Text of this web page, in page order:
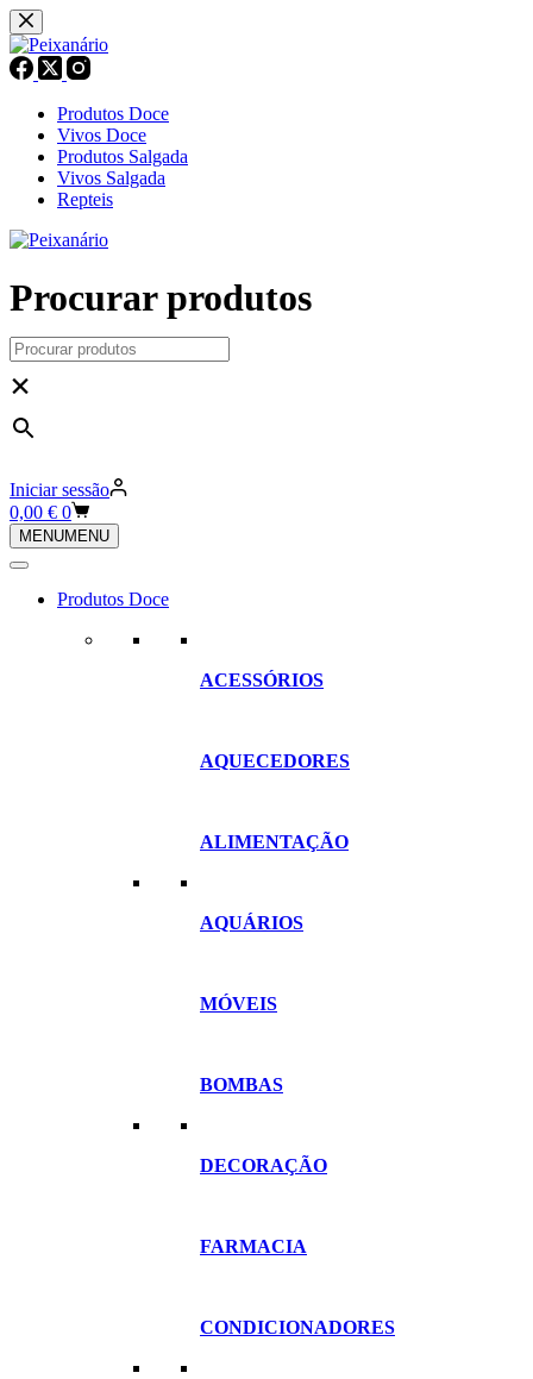
Pular
para
o
conteúdo
Produtos Doce
Vivos Doce
Produtos Salgada
Vivos Salgada
Repteis
Procurar produtos
×
Iniciar sessão
Carrinho
de
compras
0,00 € 0
MENUMENU
Produtos Doce
ACESSÓRIOS
AQUECEDORES
ALIMENTAÇÃO
AQUÁRIOS
MÓVEIS
BOMBAS
DECORAÇÃO
FARMACIA
CONDICIONADORES